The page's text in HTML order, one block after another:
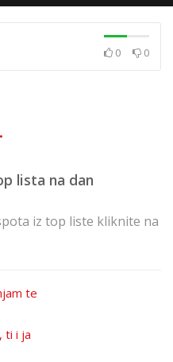
0 0
lista na dan
iz top liste kliknite na
te
ti i ja